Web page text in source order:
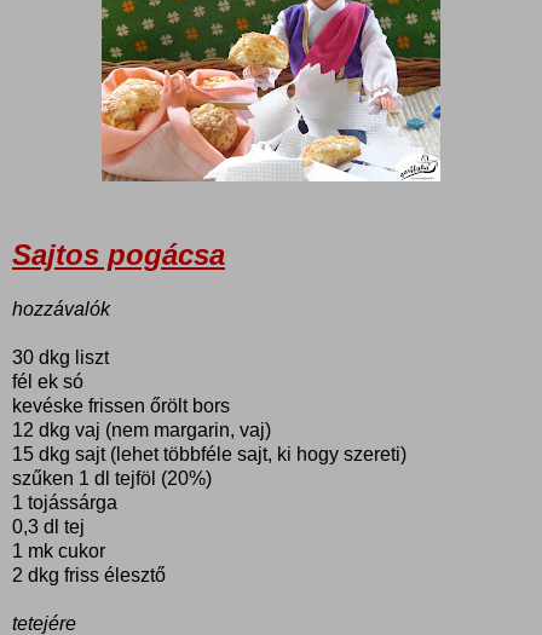
Sajtos pogácsa
hozzávalók
30 dkg liszt
fél ek só
kevéske frissen őrölt bors
12 dkg vaj (nem margarin, vaj)
15 dkg sajt (lehet többféle sajt, ki hogy szereti)
szűken 1 dl tejföl (20%)
1 tojássárga
0,3 dl tej
1 mk cukor
2 dkg friss élesztő
tetejére